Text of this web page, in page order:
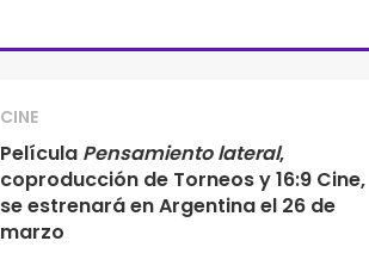
CINE
Película Pensamiento lateral,
coproducción de Torneos y 16:9 Cine,
se estrenará en Argentina el 26 de
marzo